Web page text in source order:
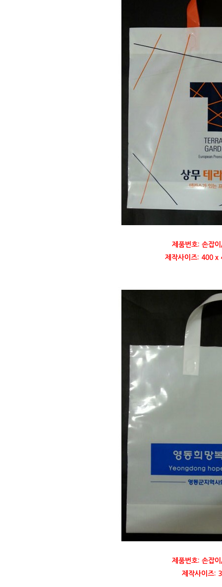
제품번호: 손잡
제작사이즈: 400 x
제품번호: 손잡
제작사이즈: